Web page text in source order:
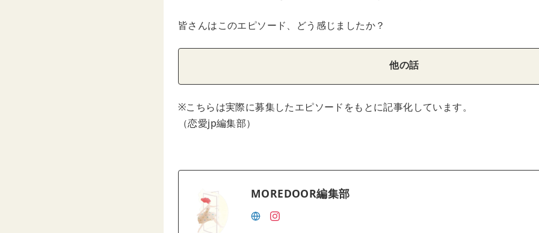
皆さんはこのエピソード、どう感じましたか？
他の話
※こちらは実際に募集したエピソードをもとに記事化しています。
（恋愛jp編集部）
MOREDOOR編集部